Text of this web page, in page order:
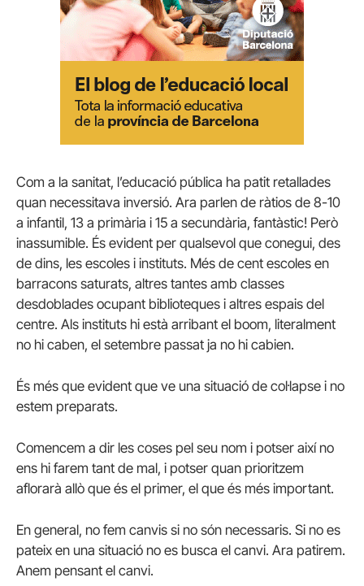
Com a la sanitat, l’educació pública ha patit retallades
quan necessitava inversió. Ara parlen de ràtios de 8-10
a infantil, 13 a primària i 15 a secundària, fantàstic! Però
inassumible. És evident per qualsevol que conegui, des
de dins, les escoles i instituts. Més de cent escoles en
barracons saturats, altres tantes amb classes
desdoblades ocupant biblioteques i altres espais del
centre. Als instituts hi està arribant el boom, literalment
no hi caben, el setembre passat ja no hi cabien.
És més que evident que ve una situació de col·lapse i no
estem preparats.
Comencem a dir les coses pel seu nom i potser així no
ens hi farem tant de mal, i potser quan prioritzem
aflorarà allò que és el primer, el que és més important.
En general, no fem canvis si no són necessaris. Si no es
pateix en una situació no es busca el canvi. Ara patirem.
Anem pensant el canvi.